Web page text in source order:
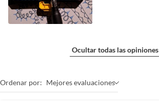
Ocultar todas las opiniones
Ordenar por: Mejores evaluaciones